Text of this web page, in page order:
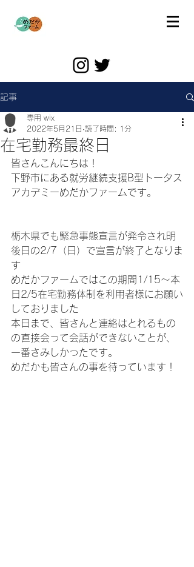
記事
在宅勤務最終日
専用 wix
2022年5月21日 読了時間: 1分
皆さんこんにちは！
下野市にある就労継続支援B型トータス
アカデミーめだかファームです。
栃木県でも緊急事態宣言が発令され明
後日の2/7（日）で宣言が終了となりま
す
めだかファームではこの期間1/15～本
日2/5在宅勤務体制を利用者様にお願い
しておりました
本日まで、皆さんと連絡はとれるもの
の直接会って会話ができないことが、
一番さみしかったです。
めだかも皆さんの事を待っています！